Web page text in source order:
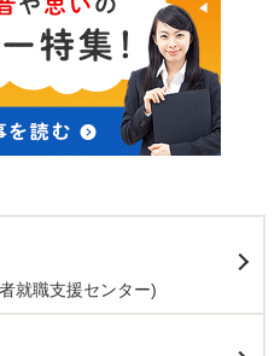
就職支援センター)